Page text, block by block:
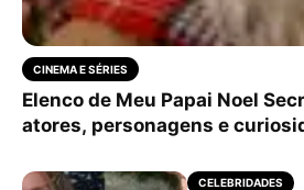
CINEMA E SÉRIES
Elenco de Meu Papai Noel
atores, personagens e
CELEBRIDADES